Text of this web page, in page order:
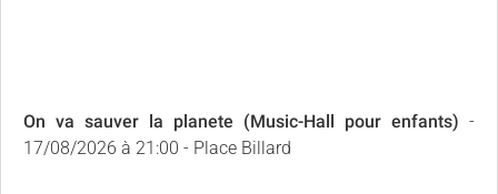
On va sauver la planete (Music-Hall pour enfants) -
17/08/2026 à 21:00 - Place Billard